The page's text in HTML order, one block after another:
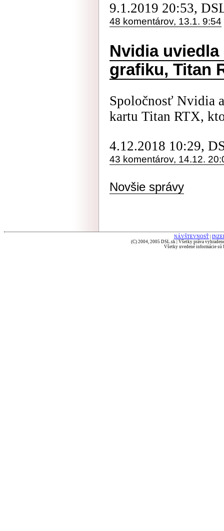
9.1.2019 20:53,
48 komentárov, 13.1. 9:54
Nvidia
grafiku, Titan
Spoločnosť Nvidia
kartu Titan RTX,
4.12.2018 10:29,
43 komentárov, 14.12.
Novšie správy
NÁVŠTEVNOSŤ
(C) 2004, 2005 DSL.sk | Všetky práva
Všetky uvedené informácie sú